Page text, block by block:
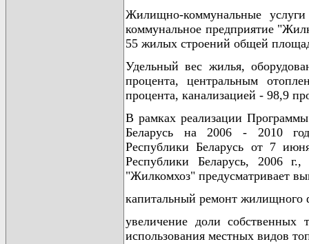
Жилищно-коммунальные услуги
коммунальное предприятие
55 жилых строений общей
Удельный вес жилья,
процента, центральным
процента, канализацией - 98,9
В рамках реализации
Беларусь на 2006 - 2010
Республики Беларусь от 7
Республики Беларусь, 2006
"Жилкомхоз" предусматривает
капитальный ремонт жилищного
увеличение доли собственных
использования местных видов